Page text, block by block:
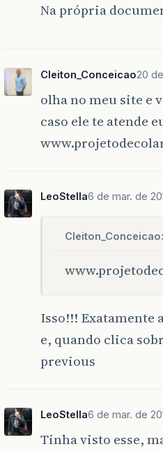
Na própria
Cleiton_Conceicao20
olha no meu site e
caso ele te atende
LeoStella6 de mar. de
Cleiton_Conceicao:
Isso!!! Exatamente
e, quando clica
previous
LeoStella6 de mar. de
Tinha visto esse,